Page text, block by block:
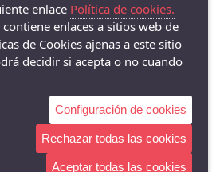
enlace Política de cookies.
enlaces a sitios web de
de Cookies ajenas a este sitio
decidir si acepta o no cuando
Configuración de cookies
Rechazar todas las cookies
Aceptar todas las cookies